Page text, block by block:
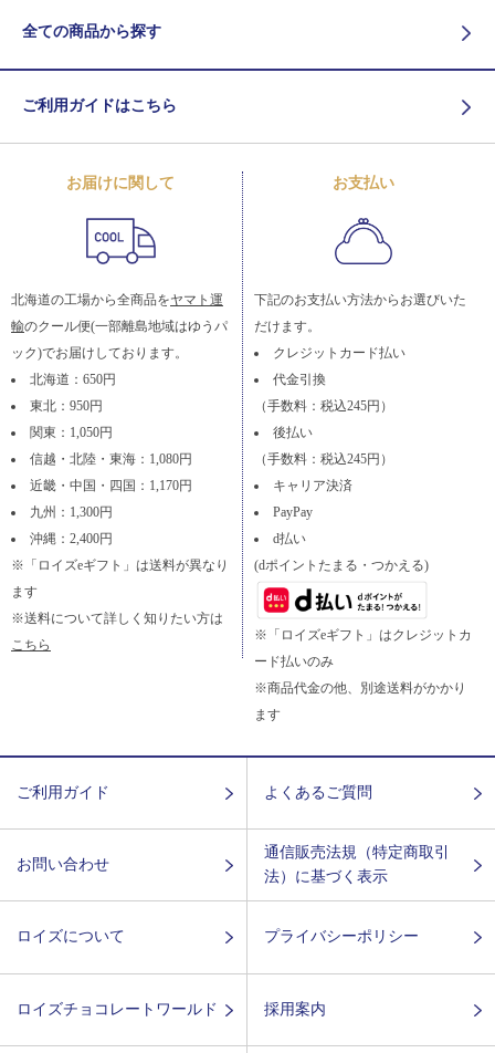
全ての商品から探す
ご利用ガイドはこちら
お届けに関して
北海道の工場から全商品をヤマト運
輸のクール便(一部離島地域はゆうパ
ック)でお届けしております。
北海道：650円
東北：950円
関東：1,050円
信越・北陸・東海：1,080円
近畿・中国・四国：1,170円
九州：1,300円
沖縄：2,400円
※「ロイズeギフト」は送料が異なり
ます
※送料について詳しく知りたい方は
こちら
お支払い
下記のお支払い方法からお選びいた
だけます。
クレジットカード払い
代金引換
（手数料：税込245円）
後払い
（手数料：税込245円）
キャリア決済
PayPay
d払い
(dポイントたまる・つかえる)
※「ロイズeギフト」はクレジットカ
ード払いのみ
※商品代金の他、別途送料がかかり
ます
ご利用ガイド よくあるご質問
お問い合わせ
通信販売法規（特定商取引
法）に基づく表示
ロイズについて プライバシーポリシー
ロイズチョコレートワールド 採用案内